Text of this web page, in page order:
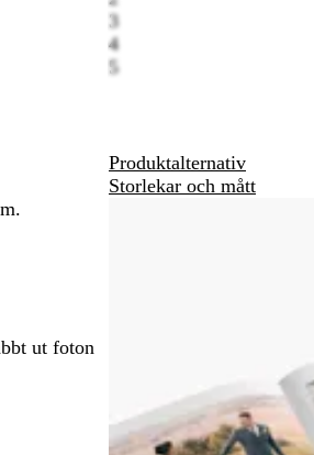
panorera
3
4
5
Produktalternativ
Storlekar och mått
ut foton